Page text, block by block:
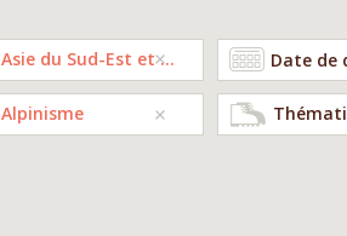
Asie du Sud-Est et Pacifique
Alpinisme